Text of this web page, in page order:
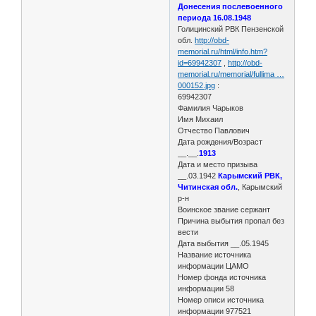
Донесения послевоенного
периода 16.08.1948
Голицинский РВК Пензенской
обл.http://obd-
memorial.ru/html/info.htm?
id=69942307 ,http://obd-
memorial.ru/memorial/fullima …
000152.jpg :
69942307
Фамилия Чарыков
Имя Михаил
Отчество Павлович
Дата рождения/Возраст
__.__.1913
Дата и место призыва
__.03.1942Карымский РВК,
Читинская обл. , Карымский
р-н
Воинское звание сержант
Причина выбытия пропал без
вести
Дата выбытия __.05.1945
Название источника
информации ЦАМО
Номер фонда источника
информации 58
Номер описи источника
информации 977521